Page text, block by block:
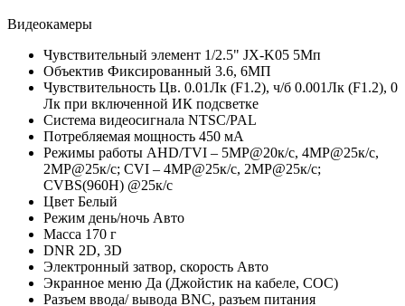
Видеокамеры
Чувствительный элемент 1/2.5" JX-K05 5Мп
Объектив Фиксированный 3.6, 6МП
Чувствительность Цв. 0.01Лк (F1.2), ч/б 0.001Лк (F1.2), 0
Лк при включенной ИК подсветке
Система видеосигнала NTSC/PAL
Потребляемая мощность 450 мА
Режимы работы AHD/TVI – 5MP@20к/с, 4MP@25к/с,
2МР@25к/с; CVI – 4MP@25к/с, 2МР@25к/с;
CVBS(960H) @25к/с
Цвет Белый
Режим день/ночь Авто
Масса 170 г
DNR 2D, 3D
Электронный затвор, скорость Авто
Экранное меню Да (Джойстик на кабеле, СОС)
Разъем ввода/ вывода BNC, разъем питания